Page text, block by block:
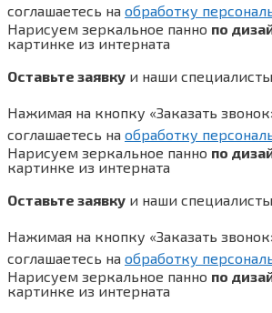
соглашаетесь на обработку
Нарисуем зеркальное панно по
картинке из интерната
Оставьте заявку и наши
Нажимая на кнопку «Заказать
соглашаетесь на обработку
Нарисуем зеркальное панно по
картинке из интерната
Оставьте заявку и наши
Нажимая на кнопку «Заказать
соглашаетесь на обработку
Нарисуем зеркальное панно по
картинке из интерната